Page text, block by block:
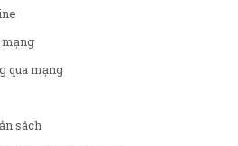
mạng
qua mạng
sách